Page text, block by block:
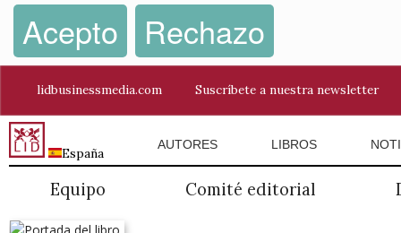
Acepto Rechazo
lidbusinessmedia.com Suscríbete a nuestra newsletter
España
AUTORES LIBROS
Equipo Comité editorial